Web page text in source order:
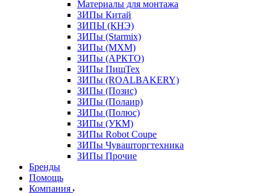
Материалы для монтажа
ЗИПы Китай
ЗИПЫ (КНЭ)
ЗИПы (Starmix)
ЗИПы (МХМ)
ЗИПы (АРКТО)
ЗИПы ПищТех
ЗИПы (ROALBAKERY)
ЗИПы (Позис)
ЗИПы (Полаир)
ЗИПы (Полюс)
ЗИПы (УКМ)
ЗИПы Robot Coupe
ЗИПы Чувашторгтехника
ЗИПы Прочие
Бренды
Помощь
Компания